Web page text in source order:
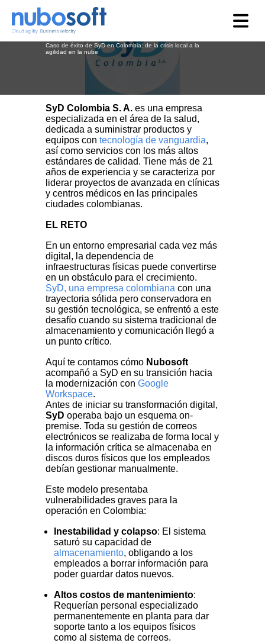
Caso de éxito de SyD en Colombia: de la crisis local a la
agilidad en la nube
SyD Colombia S. A.es una empresa
especializada en el área de la salud,
dedicada a suministrar productos y
equipos con tecnología de vanguardia,
así como servicios con los más altos
estándares de calidad. Tiene más de 21
años de experiencia y se caracteriza por
liderar proyectos de avanzada en clínicas
y centros médicos en las principales
ciudades colombianas.
EL RETO
En un entorno empresarial cada vez más
digital, la dependencia de
infraestructuras físicas puede convertirse
en un obstáculo para el crecimiento.
SyD, una empresa colombiana con una
trayectoria sólida pero conservadora en
su gestión tecnológica, se enfrentó a este
desafío cuando su sistema tradicional de
almacenamiento y comunicación llegó a
un punto crítico.
Aquí te contamos cómo Nubosoft
acompañó a SyD en su transición hacia
la modernización con Google
Workspace.
Antes de iniciar su transformación digital,
SyD operaba bajo un esquema on-
premise. Toda su gestión de correos
electrónicos se realizaba de forma local y
la información crítica se almacenaba en
discos duros físicos que los empleados
debían gestionar manualmente.
Este modelo presentaba
vulnerabilidades graves para la
operación en Colombia:
Inestabilidad y colapso: El sistema
saturó su capacidad de
almacenamiento, obligando a los
empleados a borrar información para
poder guardar datos nuevos.
Altos costos de mantenimiento:
Requerían personal especializado
permanentemente en planta para dar
soporte tanto a los equipos físicos
como al sistema de correos.